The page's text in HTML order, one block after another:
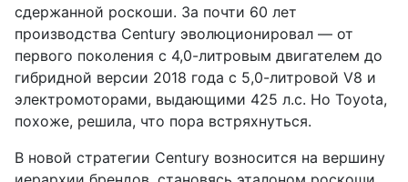
сдержанной роскоши. За почти 60 лет
производства Century эволюционировал — от
первого поколения с 4,0-литровым двигателем до
гибридной версии 2018 года с 5,0-литровой V8 и
электромоторами, выдающими 425 л.с. Но Toyota,
похоже, решила, что пора встряхнуться.
В новой стратегии Century возносится на вершину